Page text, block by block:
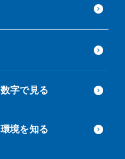
数字で見る
環境を知る